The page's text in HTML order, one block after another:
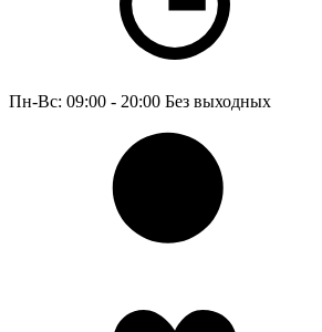
Пн-Вс: 09:00 - 20:00 Без выходных